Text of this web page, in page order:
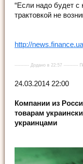
“Если надо будет с
трактовкой не
http://
---------- Додано в 22:57 ----------
24.03.2014 22:00
Компании из
товарам
украинцами